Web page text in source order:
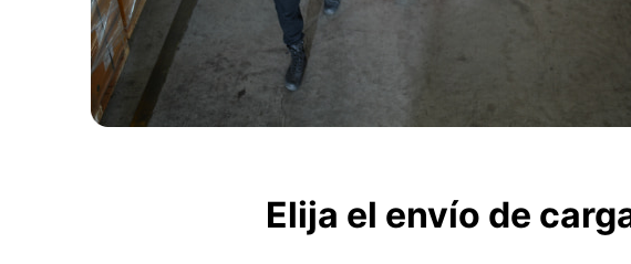
Elija el envío de